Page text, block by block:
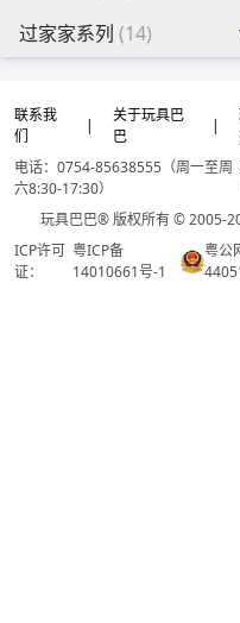
过家家系列 (14)
联系我
们
|
关于玩具巴
巴
|
电话：0754-85638555（周一至周
六8:30-17:30）
玩具巴巴® 版权所有 © 2005-
ICP许可
证：
粤ICP备
14010661号-1
粤公